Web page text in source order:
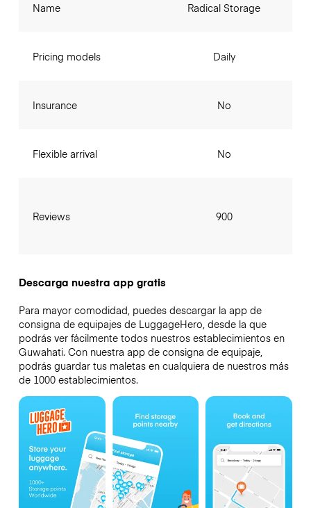
Name
Pricing models
Insurance
Flexible arrival
Reviews
Radical Storage
Daily
No
No
900
Descarga nuestra app gratis
Para mayor comodidad, puedes descargar la app de
consigna de equipajes de LuggageHero, desde la que
podrás ver fácilmente todos nuestros establecimientos en
Guwahati. Con nuestra app de consigna de equipaje,
podrás guardar tus maletas en cualquiera de nuestros más
de 1000 establecimientos.